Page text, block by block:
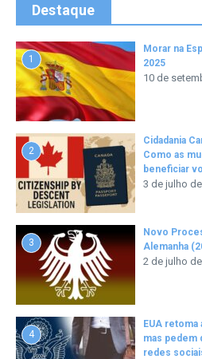
Destaque
1
Morar na
2025
10 de
2
Cidadania
Como as
beneficiar
3 de julho
3
Novo
Alemanha
2 de julho
4
EUA
mas pedem
redes